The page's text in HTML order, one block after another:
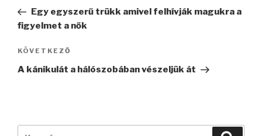
bejegyzés
Egy egyszerű trükk amivel felhívják magukra a
figyelmet a nők
Következő
bejegyzés
KÖVETKEZŐ
A kánikulát a hálószobában vészeljük át